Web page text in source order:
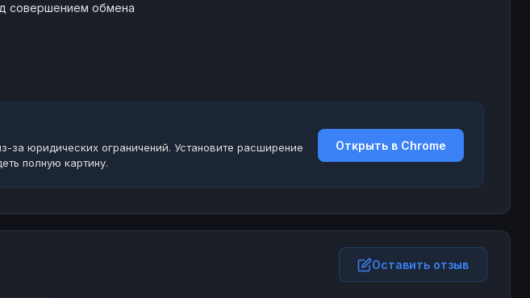
совершением обмена
за юридических ограничений. Установите расширение
полную картину.
Открыть в Chrome
Оставить отзыв